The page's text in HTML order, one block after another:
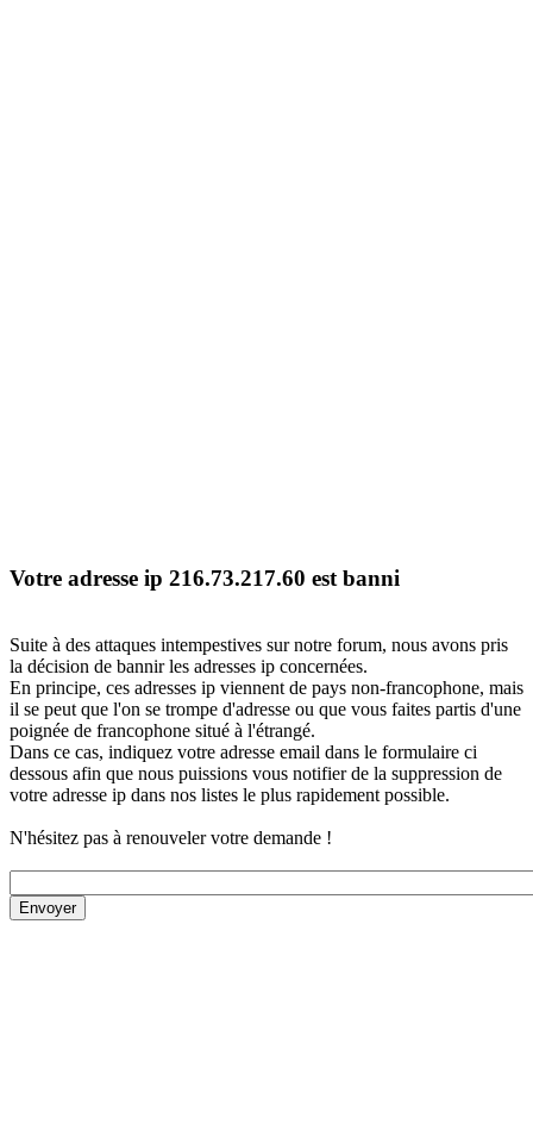
Votre adresse ip 216.73.217.60 est banni
Suite à des attaques intempestives sur notre forum, nous avons pris
la décision de bannir les adresses ip concernées.
En principe, ces adresses ip viennent de pays non-francophone, mais
il se peut que l'on se trompe d'adresse ou que vous faites partis d'une
poignée de francophone situé à l'étrangé.
Dans ce cas, indiquez votre adresse email dans le formulaire ci
dessous afin que nous puissions vous notifier de la suppression de
votre adresse ip dans nos listes le plus rapidement possible.
N'hésitez pas à renouveler votre demande !